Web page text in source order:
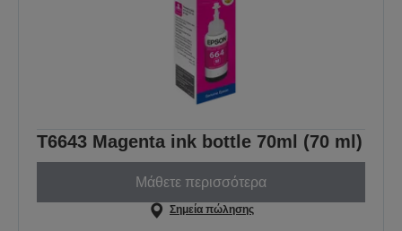
T6643 Magenta ink bottle 70ml (70 ml)
Μάθετε περισσότερα
Σημεία πώλησης